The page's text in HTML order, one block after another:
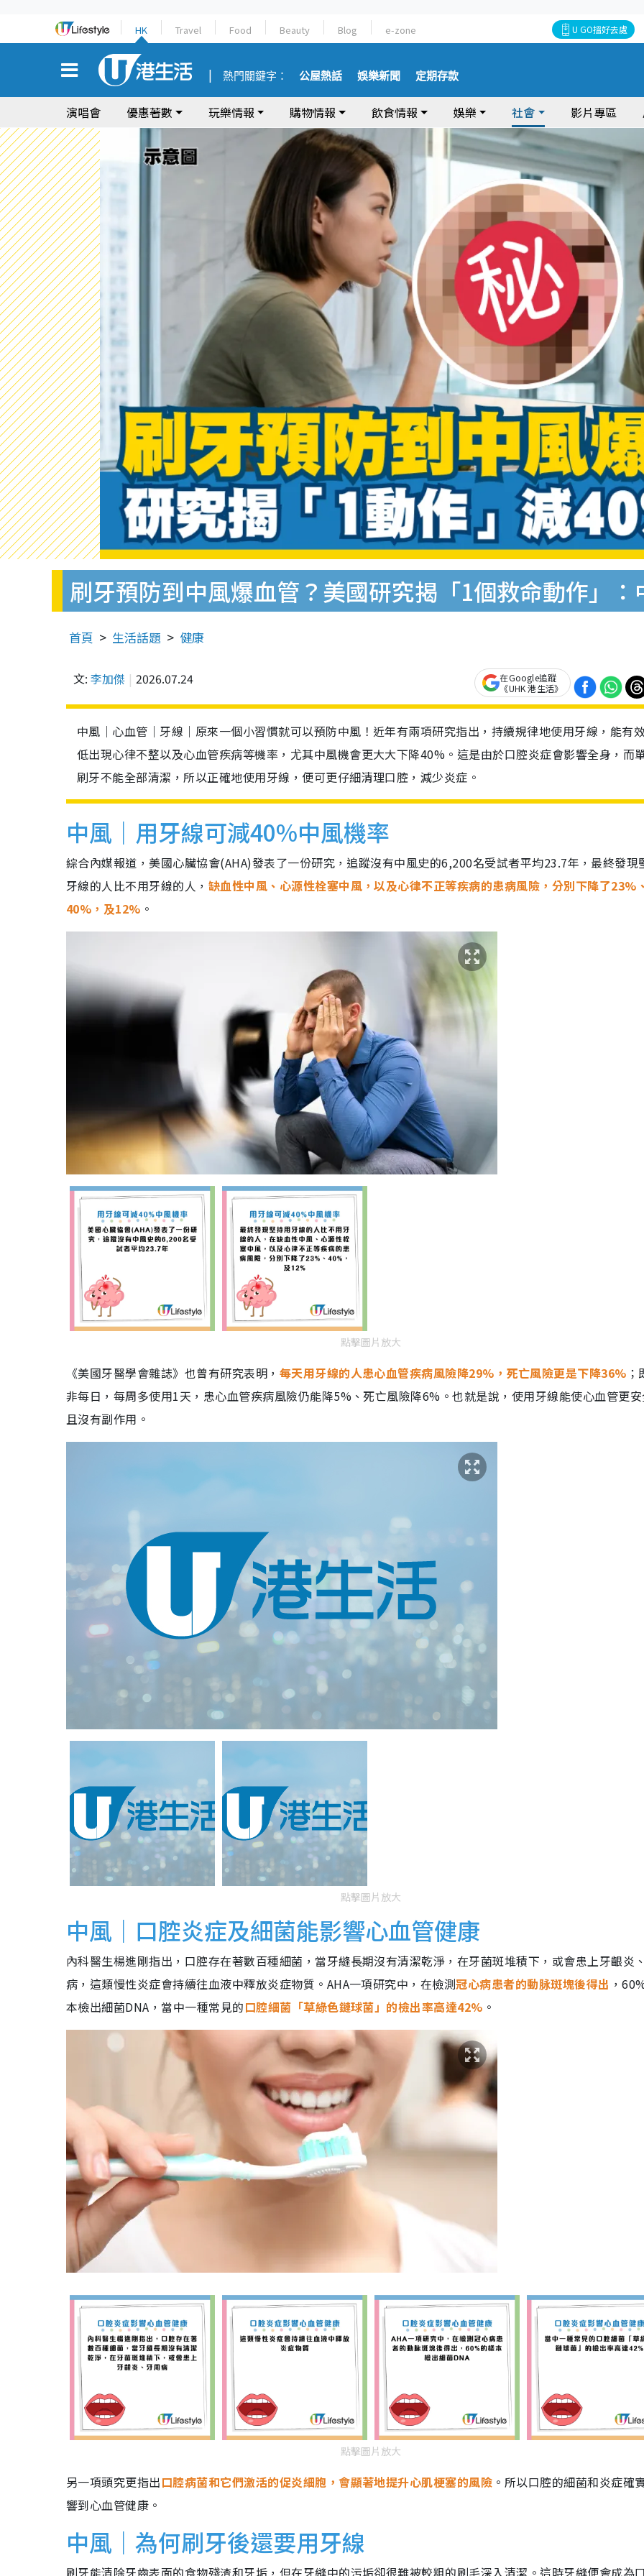
HK Travel Food Beauty Blog e-zone U GO搵好去處
熱門關鍵字： 公屋熱話 娛樂新聞 定期存款
演唱會 優惠著數 玩樂情報 購物情報 飲食情報 娛樂 社會 影片專區
刷牙預防到中風爆血管？美國研究揭「1個救命動作」
首頁 生活話題 健康
文: 李加傑 2026.07.24
在Google追蹤
《UHK 港生活》
中風｜心血管｜牙線｜原來一個小習慣就可以預防中風！近年有兩項研究指出，持續規律地使用牙線，能有
低出現心律不整以及心血管疾病等機率，尤其中風機會更大大下降40%。這是由於口腔炎症會影響全身，而
刷牙不能全部清潔，所以正確地使用牙線，便可更仔細清理口腔，減少炎症。
中風｜用牙線可減40%中風機率
綜合內媒報道，美國心臟協會(AHA)發表了一份研究，追蹤沒有中風史的6,200名受試者平均23.7年，最終發現
牙線的人比不用牙線的人， 缺血性中風、心源性栓塞中風，以及心律不正等疾病的患病風險，分別下降了23%、
40%，及12% 。
點擊圖片放大
《美國牙醫學會雜誌》也曾有研究表明， 每天用牙線的人患心血管疾病風險降29%，死亡風險更是下降36%
非每日，每周多使用1天，患心血管疾病風險仍能降5%、死亡風險降6%。也就是說，使用牙線能使心血管更安
且沒有副作用。
點擊圖片放大
中風｜口腔炎症及細菌能影響心血管健康
內科醫生楊進剛指出，口腔存在著數百種細菌，當牙縫長期沒有清潔乾淨，在牙菌斑堆積下，或會患上牙齦炎
病，這類慢性炎症會持續往血液中釋放炎症物質。AHA一項研究中，在檢測冠心病患者的動脉斑塊後得出 ，
本檢出細菌DNA，當中一種常見的口腔細菌「草綠色鏈球菌」的檢出率高達42% 。
點擊圖片放大
另一項頭究更指出口腔病菌和它們激活的促炎細胞，會顯著地提升心肌梗塞的風險 。所以口腔的細菌和炎症確
響到心血管健康。
中風｜為何刷牙後還要用牙線
刷牙能清除牙齒表面的食物殘渣和牙垢，但在牙縫中的污垢卻很難被較粗的刷毛深入清潔。這時牙縫便會成為